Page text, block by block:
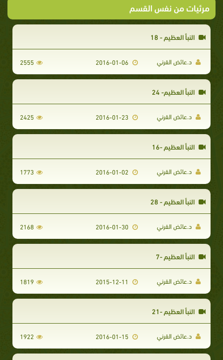
مرئيات من نفس القسم
النبأ العظيم - 18
د.عائض القرني 2016-01-06
2555
النبأ العظيم- 24
د.عائض القرني 2016-01-23
2425
النبأ العظيم -16
د.عائض القرني 1773
النبأ العظيم - 28
د.عائض القرني 2016-01-30
2168
النبأ العظيم -7
د.عائض القرني 1819
النبأ العظيم -21
د.عائض القرني 2016-01-15
1922